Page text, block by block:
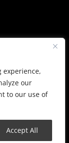
experience,
our
to our use of
Accept All